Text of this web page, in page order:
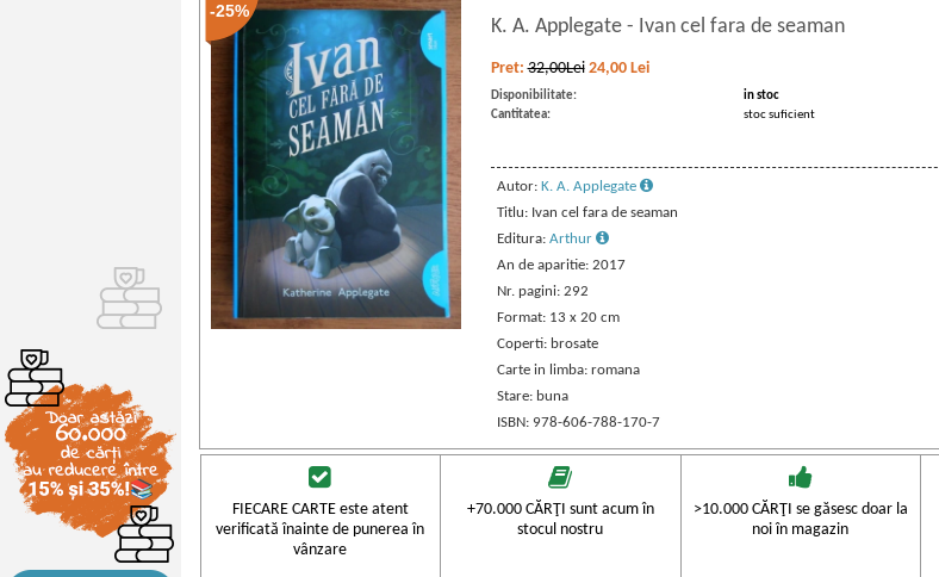
-25%
K. A. Applegate - Ivan cel fara de seaman
Pret:32,00Lei 24,00 Lei
Disponibilitate:
in stoc
Cantitatea:
stoc suficient
Autor: K. A. Applegate
Titlu: Ivan cel fara de seaman
Editura: Arthur
An de aparitie: 2017
Nr. pagini: 292
Format: 13 x 20 cm
Coperti: brosate
Carte in limba: romana
Stare: buna
ISBN: 978-606-788-170-7
FIECARE CARTE este atent
verificată înainte de punerea în
vânzare
+70.000 CĂRŢI sunt acum în
stocul nostru
>10.000 CĂRŢI se găsesc doar la
noi în magazin